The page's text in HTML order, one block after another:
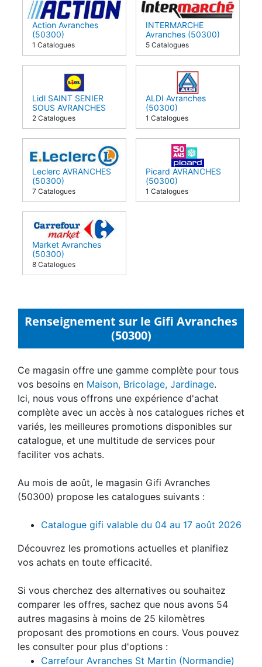
Action Avranches
(50300)
1 Catalogues
INTERMARCHE
Avranches (50300)
5 Catalogues
Lidl SAINT SENIER
SOUS AVRANCHES
(50300)
2 Catalogues
ALDI Avranches
(50300)
1 Catalogues
Leclerc AVRANCHES
(50300)
7 Catalogues
Picard AVRANCHES
(50300)
1 Catalogues
Market Avranches
(50300)
8 Catalogues
Renseignement sur le Gifi Avranches
(50300)
Ce magasin offre une gamme complète pour tous
vos besoins en Maison, Bricolage, Jardinage.
Ici, nous vous offrons une expérience d'achat
complète avec un accès à nos catalogues riches et
variés, les meilleures promotions disponibles sur
catalogue, et une multitude de services pour
faciliter vos achats.
Au mois de août, le magasin Gifi Avranches
(50300) propose les catalogues suivants :
Catalogue gifi valable du 04 au 17 août 2026
Découvrez les promotions actuelles et planifiez
vos achats en toute efficacité.
Si vous cherchez des alternatives ou souhaitez
comparer les offres, sachez que nous avons 54
autres magasins à moins de 25 kilomètres
proposant des promotions en cours. Vous pouvez
les consulter pour plus d'options :
Carrefour Avranches St Martin (Normandie)